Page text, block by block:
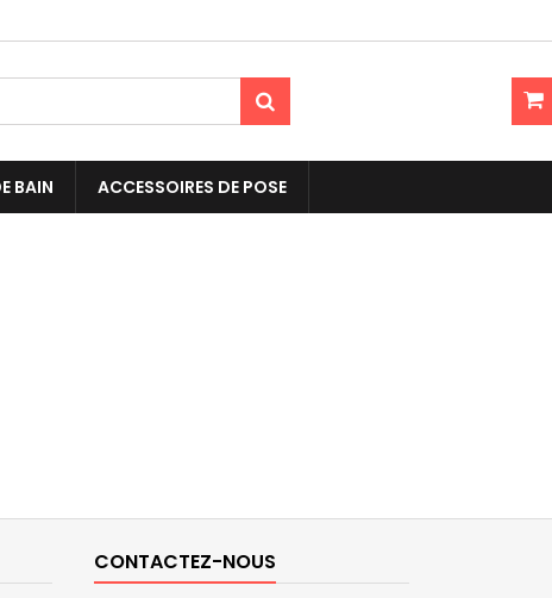
BAIN ACCESSOIRES DE POSE
CONTACTEZ-NOUS